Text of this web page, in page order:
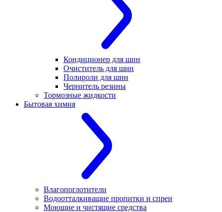
Кондиционер для шин
Очиститель для шин
Полироли для шин
Чернитель резины
Тормозные жидкости
Бытовая химия
Влагопоглотители
Водоотталкиващие пропитки и спреи
Моющие и чистящие средства